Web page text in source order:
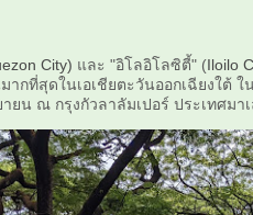
City) และ "อิโลอิโลซิตี้" (Iloilo
ากที่สุดในเอเชียตะวันออกเฉียงใต้ ใ
ยน ณ กรุงกัวลาลัมเปอร์ ประเทศมาเ